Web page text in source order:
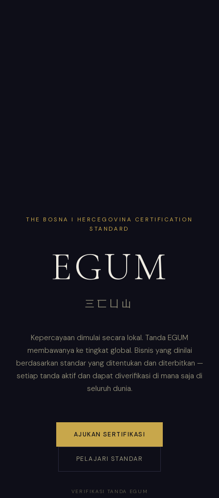
THE BOSNA I HERCEGOVINA CERTIFICATION
STANDARD
EGUM
三匸凵山
Kepercayaan dimulai secara lokal. Tanda EGUM
membawanya ke tingkat global. Bisnis yang dinilai
berdasarkan standar yang ditentukan dan diterbitkan —
setiap tanda aktif dan dapat diverifikasi di mana saja di
seluruh dunia.
AJUKAN SERTIFIKASI
PELAJARI STANDAR
VERIFIKASI TANDA EGUM